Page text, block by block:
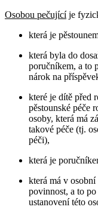
Osobou pečujícíje
která je
která byla do
poručníkem, a to
nárok na
které je dítě před
pěstounské péče
osoby, která má
takové péče (tj.
péči),
která je
která má v
povinnost, a to
ustanovení této